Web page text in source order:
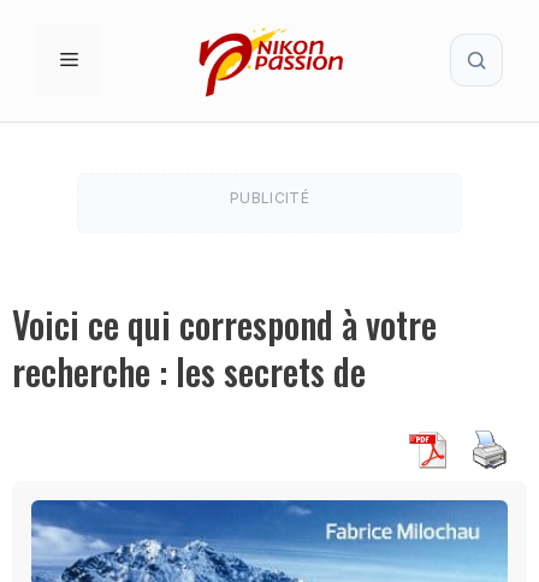
MENU
PUBLICITÉ
Voici ce qui correspond à votre
recherche : les secrets de